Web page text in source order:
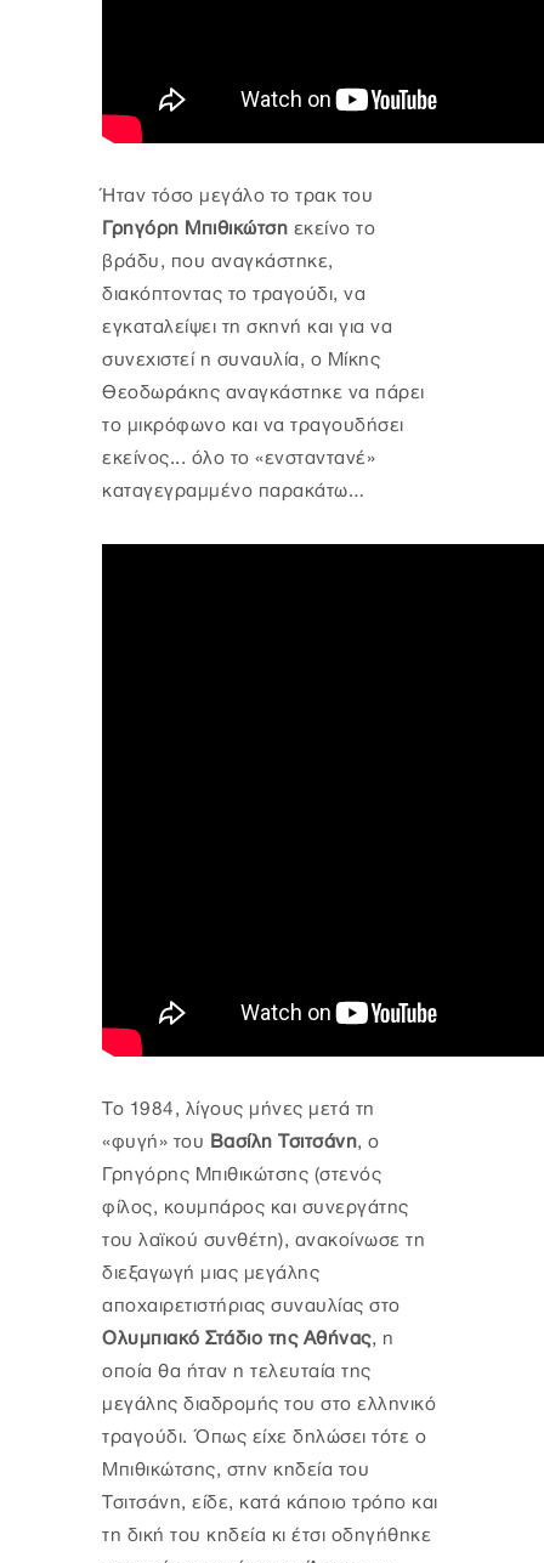
Ήταν τόσο μεγάλο το τρακ του
Γρηγόρη Μπιθικώτση εκείνο το
βράδυ, που αναγκάστηκε,
διακόπτοντας το τραγούδι, να
εγκαταλείψει τη σκηνή και για να
συνεχιστεί η συναυλία, ο Μίκης
Θεοδωράκης αναγκάστηκε να πάρει
το μικρόφωνο και να τραγουδήσει
εκείνος... όλο το «ενσταντανέ»
καταγεγραμμένο παρακάτω…
Το 1984, λίγους μήνες μετά τη
«φυγή» του Βασίλη Τσιτσάνη, ο
Γρηγόρης Μπιθικώτσης (στενός
φίλος, κουμπάρος και συνεργάτης
του λαϊκού συνθέτη), ανακοίνωσε τη
διεξαγωγή μιας μεγάλης
αποχαιρετιστήριας συναυλίας στο
Ολυμπιακό Στάδιο της Αθήνας, η
οποία θα ήταν η τελευταία της
μεγάλης διαδρομής του στο ελληνικό
τραγούδι. Όπως είχε δηλώσει τότε ο
Μπιθικώτσης, στην κηδεία του
Τσιτσάνη, είδε, κατά κάποιο τρόπο και
τη δική του κηδεία κι έτσι οδηγήθηκε